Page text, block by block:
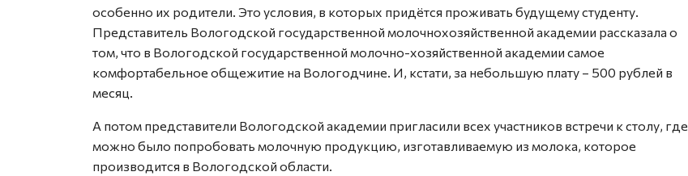
особенно их родители. Это условия, в которых придётся проживать будущему студенту.
Представитель Вологодской государственной молочнохозяйственной академии рассказала о
том, что в Вологодской государственной молочно-хозяйственной академии самое
комфортабельное общежитие на Вологодчине. И, кстати, за небольшую плату – 500 рублей в
месяц.
А потом представители Вологодской академии пригласили всех участников встречи к столу, где
можно было попробовать молочную продукцию, изготавливаемую из молока, которое
производится в Вологодской области.